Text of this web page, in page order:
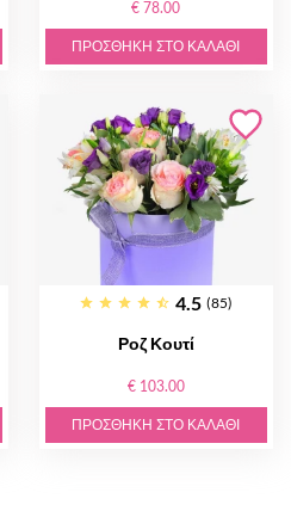
€ 78.00
ΠΡΟΣΘΉΚΗ ΣΤΟ ΚΑΛΆΘΙ
4.5 (85)
Ροζ Κουτί
€ 103.00
ΠΡΟΣΘΉΚΗ ΣΤΟ ΚΑΛΆΘΙ